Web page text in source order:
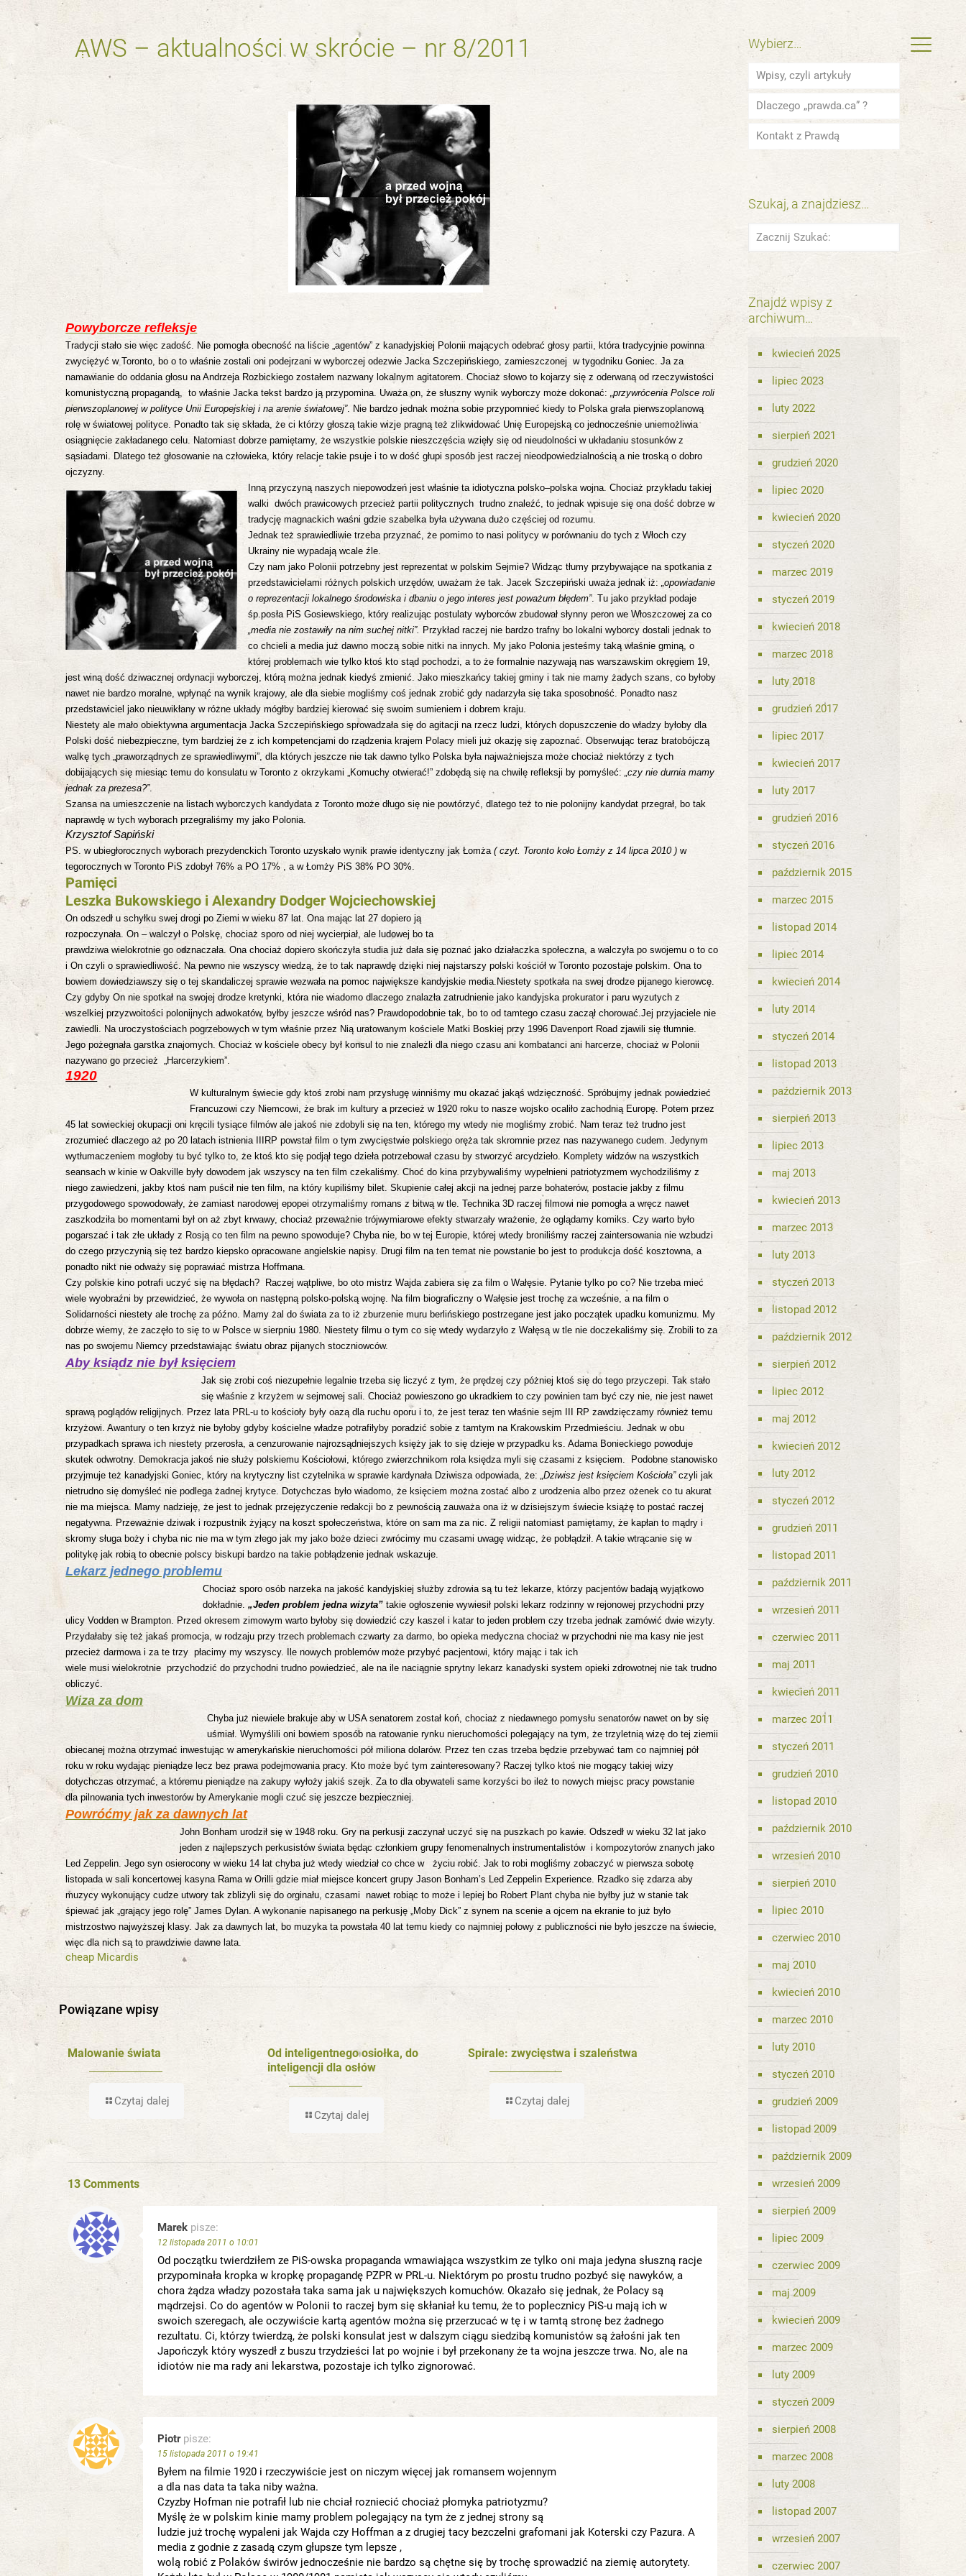
AWS – aktualności w skrócie – nr 8/2011
Powyborcze refleksje
Tradycji stało sie więc zadość. Nie pomogła obecność na liście „agentów” z kanadyjskiej Polonii mających odebrać głosy partii, która tradycyjnie powinna
zwyciężyć w Toronto, bo o to właśnie zostali oni podejrzani w wyborczej odezwie Jacka Szczepińskiego, zamieszczonej wtygodniku Goniec. Ja za
namawianie do oddania głosu na Andrzeja Rozbickiego zostałem nazwany lokalnym agitatorem. Chociaż słowo to kojarzy się z oderwaną od rzeczywistości
komunistyczną propagandą, to właśnie Jacka tekst bardzo ją przypomina. Uważa on, że słuszny wynik wyborczy może dokonać:„przywrócenia Polsce roli
pierwszoplanowej w polityce Unii Europejskiej i na arenie światowej”. Nie bardzo jednak można sobie przypomnieć kiedy to Polska grała pierwszoplanową
rolę w światowej polityce. Ponadto tak się składa, że ci którzy głoszą takie wizje pragną też zlikwidować Unię Europejską co jednocześnie uniemożliwia
osiągnięcie zakładanego celu. Natomiast dobrze pamiętamy, że wszystkie polskie nieszczęścia wzięły się od nieudolności w układaniu stosunków z
sąsiadami. Dlatego też głosowanie na człowieka, który relacje takie psuje i to w dość głupi sposób jest raczej nieodpowiedzialnością a nie troską o dobro
ojczyzny.
Inną przyczyną naszych niepowodzeń jest właśnie ta idiotyczna polsko–polska wojna. Chociaż przykładu takiej
walki dwóch prawicowych przecież partii politycznych trudno znaleźć, to jednak wpisuje się ona dość dobrze w
tradycję magnackich waśni gdzie szabelka była używana dużo częściej od rozumu.
Jednak też sprawiedliwie trzeba przyznać, że pomimo to nasi politycy w porównaniu do tych z Włoch czy
Ukrainy nie wypadają wcale źle.
Czy nam jako Polonii potrzebny jest reprezentat w polskim Sejmie? Widząc tłumy przybywające na spotkania z
przedstawicielami różnych polskich urzędów, uważam że tak. Jacek Szczepiński uważa jednak iż:„opowiadanie
o reprezentacji lokalnego środowiska i dbaniu o jego interes jest poważum błędem”.Tu jako przykład podaje
śp.posła PiS Gosiewskiego, który realizując postulaty wyborców zbudował słynny peron we Włoszczowej za co
„media nie zostawiły na nim suchej nitki”. Przykład raczej nie bardzo trafny bo lokalni wyborcy dostali jednak to
co chcieli a media już dawno moczą sobie nitki na innych. My jako Polonia jesteśmy taką właśnie gminą, o
której problemach wie tylko ktoś kto stąd pochodzi, a to że formalnie nazywają nas warszawskim okręgiem 19,
jest winą dość dziwacznej ordynacji wyborczej, którą można jednak kiedyś zmienić. Jako mieszkańcy takiej gminy i tak nie mamy żadych szans, co byłoby
nawet nie bardzo moralne, wpłynąć na wynik krajowy, ale dla siebie mogliśmy coś jednak zrobić gdy nadarzyła się taka sposobność. Ponadto nasz
przedstawiciel jako nieuwikłany w różne układy mógłby bardziej kierować się swoim sumieniem i dobrem kraju.
Niestety ale mało obiektywna argumentacja Jacka Szczepińskiego sprowadzała się do agitacji na rzecz ludzi, których dopuszczenie do władzy byłoby dla
Polski dość niebezpieczne, tym bardziej że z ich kompetencjami do rządzenia krajem Polacy mieli już okazję się zapoznać. Obserwując teraz bratobójczą
walkę tych „praworządnych ze sprawiedliwymi”, dla których jeszcze nie tak dawno tylko Polska była najważniejsza może chociaż niektórzy z tych
dobijających się miesiąc temu do konsulatu w Toronto z okrzykami „Komuchy otwierać!” zdobędą się na chwilę refleksji by pomyśleć:„czy nie durnia mamy
jednak za prezesa?”.
Szansa na umieszczenie na listach wyborczych kandydata z Toronto może długo się nie powtórzyć, dlatego też to nie polonijny kandydat przegrał, bo tak
naprawdę w tych wyborach przegraliśmy my jako Polonia.
Krzysztof Sapiński
PS. w ubiegłorocznych wyborach prezydenckich Toronto uzyskało wynik prawie identyczny jak Łomża ( czyt. Toronto koło Łomży z 14 lipca 2010 ) w
tegorocznych w Toronto PiS zdobył 76% a PO 17% , a w Łomży PiS 38% PO 30%.
Pamięci
Leszka Bukowskiego i Alexandry Dodger Wojciechowskiej
On odszedł u schyłku swej drogi po Ziemi w wieku 87 lat. Ona mając lat 27 dopiero ją
rozpoczynała. On – walczył o Polskę, chociaż sporo od niej wycierpiał, ale ludowej bo ta
prawdziwa wielokrotnie go odznaczała.Ona chociaż dopiero skończyła studia już dała się poznać jako działaczka społeczna,a walczyła po swojemu o to co
i On czyli o sprawiedliwość. Na pewno nie wszyscy wiedzą, że to tak naprawdę dzięki niej najstarszy polski kościół w Toronto pozostaje polskim. Ona to
bowiem dowiedziawszy się o tej skandaliczej sprawiewezwała na pomoc największe kandyjskie media. Niestety spotkała na swej drodze pijanego kierowcę.
Czy gdyby On nie spotkał na swojej drodze kretynki, która nie wiadomo dlaczego znalazła zatrudnienie jako kandyjska prokurator i paru wyzutych z
wszelkiej przyzwoitości polonijnych adwokatów, byłby jeszcze wśród nas? Prawdopodobnie tak, bo to od tamtego czasu zaczął chorować.Jej przyjaciele nie
zawiedli. Na uroczystościach pogrzebowych w tym właśnie przez Nią uratowanym kościele Matki Boskiej przy 1996 Davenport Road zjawili się tłumnie.
Jego pożegnała garstka znajomych. Chociaż w kościele obecy był konsul to nie znależli dla niego czasu ani kombatanci ani harcerze, chociaż w Polonii
nazywano go przecież „Harcerzykiem”.
1920
W kulturalnym świecie gdy ktoś zrobi nam przysługę winniśmy mu okazać jakąś wdzięczność. Spróbujmy jednak powiedzieć
Francuzowi czy Niemcowi, że brak im kultury a przecież w 1920 roku to nasze wojsko ocaliło zachodnią Europę. Potem przez
45 lat sowieckiej okupacji oni kręcili tysiące filmów ale jakoś nie zdobyli się na ten, którego my wtedy nie mogliśmy zrobić. Nam teraz też trudno jest
zrozumiećdlaczego aż po 20 latach istnienia IIIRP powstał film o tym zwycięstwie polskiego orężatak skromnie przez nas nazywanego cudem. Jedynym
wytłumaczeniem mogłoby tu być tylko to, że ktoś kto się podjął tego dzieła potrzebował czasu by stworzyć arcydzieło. Komplety widzów na wszystkich
seansach w kinie w Oakville były dowodem jak wszyscy na ten film czekaliśmy.Choć do kina przybywaliśmy wypełnieni patriotyzmem wychodziliśmy z
niego zawiedzeni, jakby ktoś nam puścił nie ten film, na który kupiliśmy bilet. Skupienie całej akcji na jednej parze bohaterów, postacie jakby z filmu
przygodowegospowodowały, że zamiast narodowej epopei otrzymaliśmy romans z bitwą w tle. Technika 3D raczej filmowi nie pomogła a wręcz nawet
zaszkodziła bo momentami był on aż zbyt krwawy, chociaż przeważnie trójwymiarowe efekty stwarzały wrażenie, że oglądamy komiks. Czy warto było
pogarszać i tak złe układy z Rosją co ten film na pewno spowoduje? Chyba nie, bo w tej Europie, której wtedy broniliśmy raczejzaintersowania nie wzbudzi
do czego przyczynią się też bardzo kiepsko opracowane angielskie napisy. Drugi film na ten temat nie powstanie bo jest to produkcja dość kosztowna, a
ponadto nikt nie odważy się poprawiać mistrza Hoffmana.
Czy polskie kino potrafi uczyć się na błędach? Raczej wątpliwe, bo oto mistrz Wajda zabiera się za film o Wałęsie. Pytanie tylko po co? Nie trzeba mieć
wiele wyobraźni by przewidzieć, że wywoła on następną polsko-polską wojnę. Na film biograficzny o Wałęsie jest trochę za wcześnie, a na film o
Solidarności niestety ale trochę za późno. Mamy żal do świata za to iż zburzenie muru berlińskiego postrzegane jest jako początek upadku komunizmu. My
dobrze wiemy, że zaczęło to się to w Polsce w sierpniu 1980. Niestety filmu o tym co się wtedy wydarzyło z Wałęsą w tle nie doczekaliśmy się. Zrobili to za
nas po swojemu Niemcy przedstawiając światu obraz pijanych stoczniowców.
Aby ksiądz nie był księciem
Jak się zrobi coś niezupełnie legalnie trzeba się liczyć z tym, że prędzej czy póżniej ktoś się do tego przyczepi. Tak stało
się właśnie z krzyżem w sejmowej sali. Chociaż powieszono go ukradkiem to czy powinien tam być czy nie, nie jest nawet
sprawą poglądów religijnych. Przez lata PRL-u to kościoły były oazą dla ruchu oporu i to, że jest teraz ten właśnie sejm III RP zawdzięczamy również temu
krzyżowi.Awantury o ten krzyż nie byłoby gdyby kościelne władze potrafiłyby poradzić sobie z tamtym na Krakowskim Przedmieściu. Jednak w obu
przypadkach sprawa ich niestety przerosła, a cenzurowanie najrozsądniejszych księży jak to się dzieje w przypadku ks. Adama Bonieckiego powoduje
skutek odwrotny. Demokracja jakoś nie służy polskiemu Kościołowi, którego zwierzchnikom rola księdza myli się czasami z księciem.
Podobne stanowisko
przyjmuje też kanadyjski Goniec, który na krytyczny list czytelnika w sprawie kardynała Dziwisza odpowiada, że:„Dziwisz jest księciem Kościoła”czyli jak
nietrudno się domyśleć nie podlega żadnej krytyce. Dotychczas było wiadomo, że księciem można zostać albo z urodzenia albo przez ożenek co tu akurat
nie ma miejsca. Mamy nadzieję, że jest to jednak przejęzyczenie redakcji bo z pewnością zauważa ona iż w dzisiejszym świecie książę to postać raczej
negatywna. Przeważnie dziwak i rozpustnik żyjący na koszt społeczeństwa, które on sam ma za nic.Z religii natomiast pamiętamy, że kapłan to mądry i
skromy sługa boży ichyba nic nie ma w tym złego jak my jako boże dzieci zwrócimy mu czasami uwagę widząc, że pobłądził. A takie wtrącanie się w
politykę jak robią to obecnie polscy biskupi bardzo na takie pobłądzenie jednak wskazuje.
Lekarz jednego problemu
Chociaż sporo osób narzeka na jakość kandyjskiej służby zdrowia są tu też lekarze, którzy pacjentów badają wyjątkowo
dokładnie.„Jeden problem jedna wizyta” takie ogłoszenie wywiesił polski lekarz rodzinny w rejonowej przychodni przy
ulicy Vodden w Brampton. Przed okresem zimowym warto byłoby się dowiedzić czy kaszel i katar to jeden problem czy trzeba jednak zamówić dwie wizyty.
Przydałaby się też jakaś promocja, w rodzaju przy trzech problemach czwarty za darmo, bo opieka medyczna chociaż w przychodni nie ma kasy nie jest
przecież darmowa i za te trzy płacimy my wszyscy. Ile nowych problemów może przybyć pacjentowi, który mając i tak ich
wiele musi wielokrotnie przychodzić do przychodni trudno powiedzieć, ale na ile naciągnie sprytny lekarz kanadyski system opieki zdrowotnej nie tak trudno
obliczyć.
Wiza za dom
Chyba już niewiele brakuje aby w USA senatorem został koń, chociaż z niedawnego pomysłu senatorów nawet on by się
uśmiał. Wymyślili oni bowiem sposób na ratowanie rynku nieruchomości polegający na tym, że trzyletnią wizę do tej ziemii
obiecanej można otrzymać inwestując w amerykańskie nieruchomości pół miliona dolarów. Przez ten czas trzeba będzie przebywać tam co najmniej pół
roku w roku wydając pieniądze lecz bez prawa podejmowania pracy. Kto może być tym zainteresowany? Raczej tylko ktoś nie mogący takiej wizy
dotychczas otrzymać, a któremu pieniądze na zakupy wyłoży jakiś szejk. Za to dla obywateli same korzyści bo ileż to nowych miejsc pracy powstanie
dla pilnowania tych inwestorów by Amerykanie mogli czuć się jeszcze bezpieczniej.
Powróćmy jak za dawnych lat
John Bonham urodził się w 1948 roku. Gry na perkusji zaczynał uczyć się na puszkach po kawie. Odszedł w wieku 32 lat jako
jeden z najlepszych perkusistów świata będąc członkiem grupy fenomenalnych instrumentalistów i kompozytorów znanych jako
Led Zeppelin. Jego syn osierocony w wieku 14 lat chyba już wtedy wiedział co chce w życiu robić. Jak to robi mogliśmy zobaczyć w pierwsza sobotę
listopada w sali koncertowej kasyna Rama w Orilli gdzie miał miejsce koncert grupy Jason Bonham’s Led Zeppelin Experience. Rzadko się zdarza aby
muzycy wykonujący cudze utwory tak zbliżyli się do orginału,czasami nawet robiąc to może i lepiej bo Robert Plant chyba nie byłby już w stanie tak
śpiewać jak„grający jego rolę” James Dylan. A wykonanie napisanego na perkusję „Moby Dick” z synem na scenie a ojcem na ekranie to już było
mistrzostwo najwyższej klasy.Jak za dawnych lat, bo muzyka ta powstała 40 lat temu kiedy co najmniej połowy z publiczności nie było jeszcze na świecie,
więc dla nich są to prawdziwie dawne lata.
cheap Micardis
Powiązane wpisy
Malowanie świata
Czytaj dalej
Od inteligentnego osiołka, do
inteligencji dla osłów
Czytaj dalej
Spirale: zwycięstwa i szaleństwa
Czytaj dalej
13 Comments
Marek pisze:
12 listopada 2011 o 10:01
Od początku twierdziłem ze PiS-owska propaganda wmawiająca wszystkim ze tylko oni maja jedyna słuszną racje
przypominała kropka w kropkę propagandę PZPR w PRL-u. Niektórym po prostu trudno pozbyć się nawyków, a
chora żądza władzy pozostała taka sama jak u największych komuchów. Okazało się jednak, że Polacy są
mądrzejsi. Co do agentów w Polonii to raczej bym się skłaniał ku temu, że to poplecznicy PiS-u mają ich w
swoich szeregach, ale oczywiście kartą agentów można się przerzucać w tę i w tamtą stronę bez żadnego
rezultatu. Ci, którzy twierdzą, że polski konsulat jest w dalszym ciągu siedzibą komunistów są żałośni jak ten
Japończyk który wyszedł z buszu trzydzieści lat po wojnie i był przekonany że ta wojna jeszcze trwa. No, ale na
idiotów nie ma rady ani lekarstwa, pozostaje ich tylko zignorować.
Piotr pisze:
15 listopada 2011 o 19:41
Byłem na filmie 1920 i rzeczywiście jest on niczym więcej jak romansem wojennym
a dla nas data ta taka niby ważna.
Czyzby Hofman nie potrafił lub nie chciał rozniecić chociaż płomyka patriotyzmu?
Myślę że w polskim kinie mamy problem polegający na tym że z jednej strony są
ludzie już trochę wypaleni jak Wajda czy Hoffman a z drugiej tacy bezczelni grafomani jak Koterski czy Pazura. A
media z godnie z zasadą czym głupsze tym lepsze ,
wolą robić z Polaków świrów jednocześnie nie bardzo są chętne się by trochę sprowadzić na ziemię autorytety.
Wybierz…
Wpisy, czyli artykuły
Dlaczego „prawda.ca” ?
Kontakt z Prawdą
Szukaj, a znajdziesz…
Znajdź wpisy z
archiwum…
kwiecień 2025
lipiec 2023
luty 2022
sierpień 2021
grudzień 2020
lipiec 2020
kwiecień 2020
styczeń 2020
marzec 2019
styczeń 2019
kwiecień 2018
marzec 2018
luty 2018
grudzień 2017
lipiec 2017
kwiecień 2017
luty 2017
grudzień 2016
styczeń 2016
październik 2015
marzec 2015
listopad 2014
lipiec 2014
kwiecień 2014
luty 2014
styczeń 2014
listopad 2013
październik 2013
sierpień 2013
lipiec 2013
maj 2013
kwiecień 2013
marzec 2013
luty 2013
styczeń 2013
listopad 2012
październik 2012
sierpień 2012
lipiec 2012
maj 2012
kwiecień 2012
luty 2012
styczeń 2012
grudzień 2011
listopad 2011
październik 2011
wrzesień 2011
czerwiec 2011
maj 2011
kwiecień 2011
marzec 2011
styczeń 2011
grudzień 2010
listopad 2010
październik 2010
wrzesień 2010
sierpień 2010
lipiec 2010
czerwiec 2010
maj 2010
kwiecień 2010
marzec 2010
luty 2010
styczeń 2010
grudzień 2009
listopad 2009
październik 2009
wrzesień 2009
sierpień 2009
lipiec 2009
czerwiec 2009
maj 2009
kwiecień 2009
marzec 2009
luty 2009
styczeń 2009
sierpień 2008
marzec 2008
luty 2008
listopad 2007
wrzesień 2007
czerwiec 2007